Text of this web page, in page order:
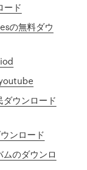
ード
の無料ダウ
ウンロード
ンロード
のダウンロ